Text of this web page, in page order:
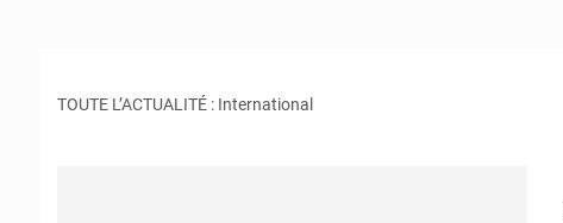
TOUTE L’ACTUALITÉ : International